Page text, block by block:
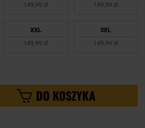
149,99 zł
149,99 zł
XXL
149,99 zł
3XL
149,99 zł
DO KOSZYKA